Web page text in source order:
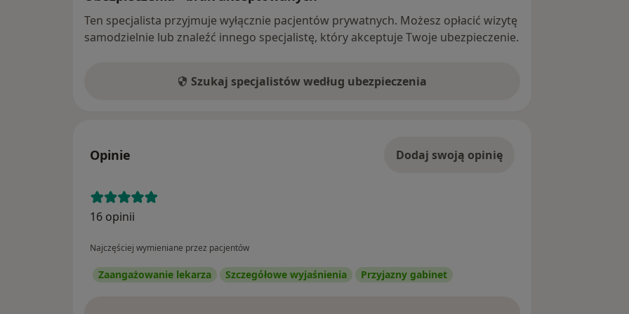
Ten specjalista przyjmuje wyłącznie pacjentów prywatnych. Możesz opłacić wizytę
samodzielnie lub znaleźć innego specjalistę, który akceptuje Twoje ubezpieczenie.
Szukaj specjalistów według ubezpieczenia
Opinie Dodaj swoją opinię
16 opinii
Najczęściej wymieniane przez pacjentów
Zaangażowanie lekarza Szczegółowe wyjaśnienia Przyjazny gabinet